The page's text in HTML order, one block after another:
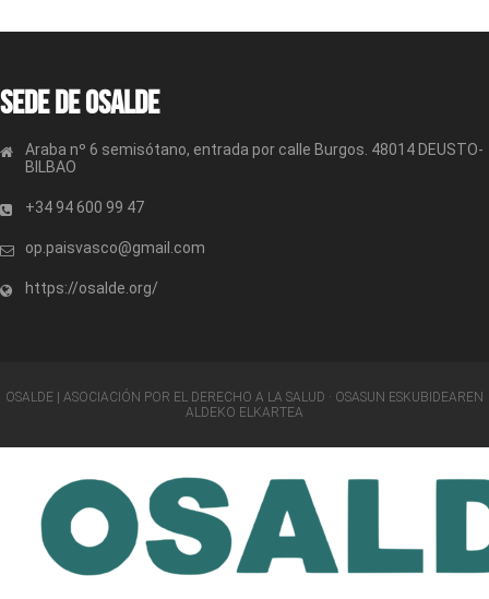
Sede de OSALDE
Araba nº 6 semisótano, entrada por calle Burgos. 48014 DEUSTO-
BILBAO
+34 94 600 99 47
op.paisvasco@gmail.com
https://osalde.org/
OSALDE | ASOCIACIÓN POR EL DERECHO A LA SALUD · OSASUN ESKUBIDEAREN
ALDEKO ELKARTEA